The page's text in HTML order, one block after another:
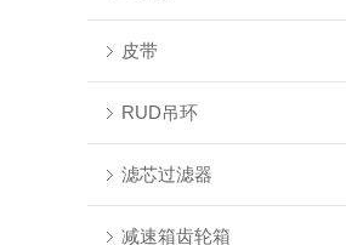
皮带
RUD吊环
滤芯过滤器
减速箱齿轮箱